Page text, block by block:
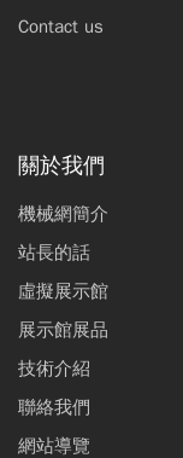
Contact us
關於我們
機械網簡介
站長的話
虛擬展示館
展示館展品
技術介紹
聯絡我們
網站導覽